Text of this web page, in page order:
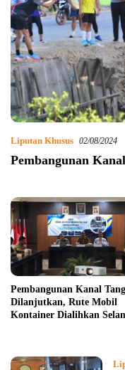
Liputan Khusus 02/08/2024
Pembangunan
Pembangunan Kanal
Dilanjutkan, Rute Mobil
Kontainer Dialihkan